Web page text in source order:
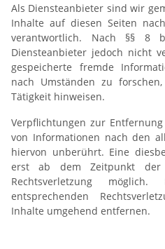
Als Diensteanbieter sind wir
Inhalte auf diesen Seiten
verantwortlich. Nach §§
Diensteanbieter jedoch nicht
gespeicherte fremde
nach Umständen zu
Tätigkeit hinweisen.
Verpflichtungen zur
von Informationen nach den
hiervon unberührt. Eine
erst ab dem Zeitpunkt der
Rechtsverletzung
entsprechenden
Inhalte umgehend entfernen.